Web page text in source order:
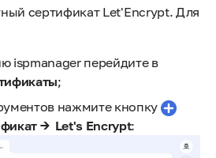
сертификат Let'Encrypt. Для
ispmanager перейдите в
;
нажмите кнопку
→ Let's Encrypt: